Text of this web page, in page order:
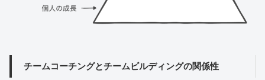
チームコーチングとチームビルディングの関係性